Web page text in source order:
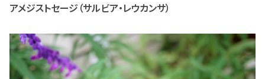
アメジストセージ（サルビア・レウカンサ）